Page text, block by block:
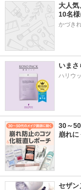
大人
10名
かづき
いま
ハリウ
30～
崩れ
セザン